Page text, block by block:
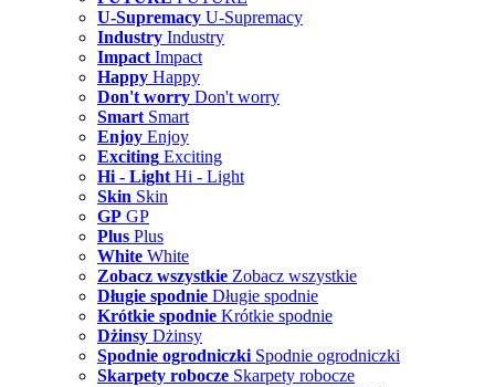
U-Supremacy U-Supremacy
Industry Industry
Impact Impact
Happy Happy
Don't worry Don't worry
Smart Smart
Enjoy Enjoy
Exciting Exciting
Hi - Light Hi - Light
Skin Skin
GP GP
Plus Plus
White White
Zobacz wszystkie Zobacz wszystkie
Długie spodnie Długie spodnie
Krótkie spodnie Krótkie spodnie
Dżinsy Dżinsy
Spodnie ogrodniczki Spodnie ogrodniczki
Skarpety robocze Skarpety robocze